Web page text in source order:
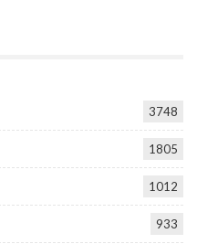
3748
1805
1012
933